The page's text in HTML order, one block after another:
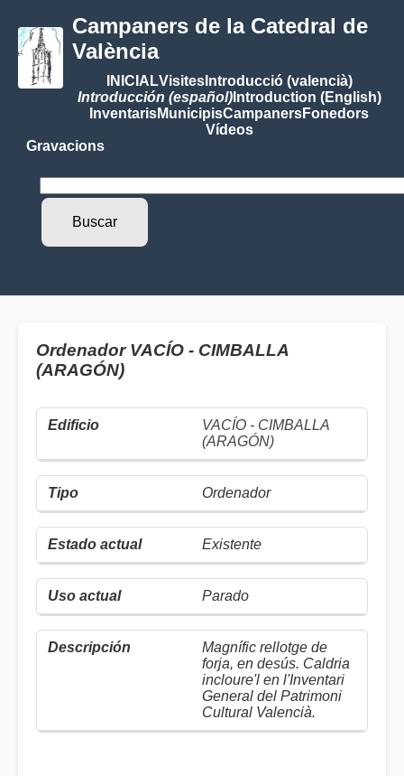
Campaners de la Catedral de
València
INICIALVisitesIntroducció (valencià)
Introducción (español)Introduction (English)
InventarisMunicipisCampanersFonedors
Vídeos
Gravacions
Ordenador VACÍO - CIMBALLA
(ARAGÓN)
VACÍO - CIMBALLA
(ARAGÓN)
Ordenador
Existente
Parado
Magnífic rellotge de
forja, en desús. Caldria
incloure'l en l'Inventari
General del Patrimoni
Cultural Valencià.